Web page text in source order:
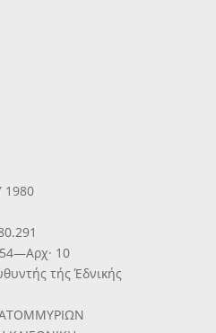
1980
10
τής Έδνικής